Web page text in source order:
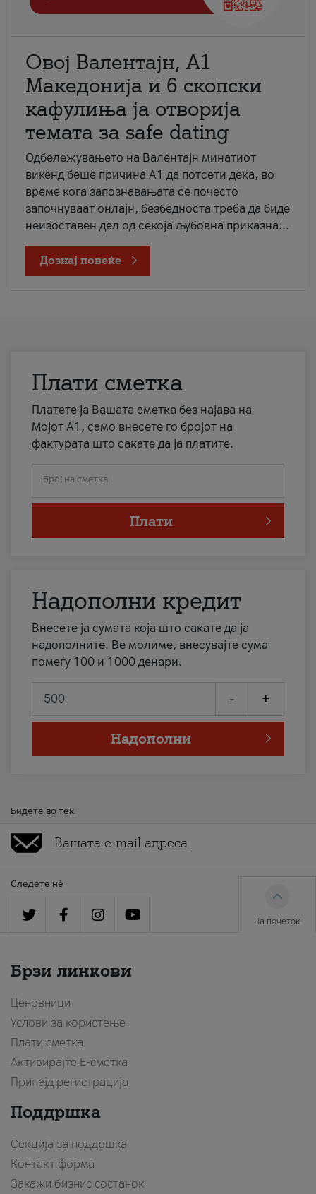
Овој Валентајн, A1
Македонија и 6 скопски
кафулиња ја отворија
темата за safe dating
Одбележувањето на Валентајн минатиот
викенд беше причина А1 да потсети дека, во
време кога запознавањата се почесто
започнуваат онлајн, безбедноста треба да биде
неизоставен дел од секоја љубовна приказна...
Дознај повеќе
Плати сметка
Платете ја Вашата сметка без најава на
Мојот А1, само внесете го бројот на
фактурата што сакате да ја платите.
Број на сметка
Плати
Надополни кредит
Внесете ја сумата која што сакате да ја
надополните. Ве молиме, внесувајте сума
помеѓу 100 и 1000 денари.
- +
Надополни
Бидете во тек
Следете нè
На почеток
Брзи линкови
Ценовници
Услови за користење
Плати сметка
Активирајте Е-сметка
Припејд регистрација
Поддршка
Секција за поддршка
Контакт форма
Закажи бизнис состанок